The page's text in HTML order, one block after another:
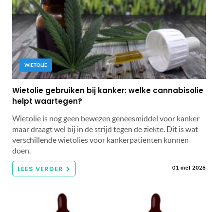
WIETOLIE
Wietolie gebruiken bij kanker: welke cannabisolie
helpt waartegen?
Wietolie is nog geen bewezen geneesmiddel voor kanker
maar draagt wel bij in de strijd tegen de ziekte. Dit is wat
verschillende wietolies voor kankerpatiënten kunnen
doen.
LEES VERDER 01 mei 2026